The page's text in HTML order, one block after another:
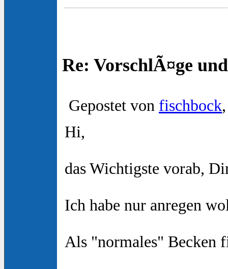
Re: VorschlÃ¤ge
Gepostet von fischbock
Hi,
das Wichtigste vorab,
Ich habe nur anregen
Als "normales" Becken